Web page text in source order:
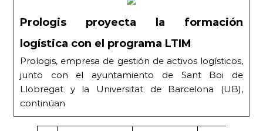
Prologis proyecta la formación
logística con el programa LTIM
Prologis, empresa de gestión de activos logísticos,
junto con el ayuntamiento de Sant Boi de
Llobregat y la Universitat de Barcelona (UB),
continúan